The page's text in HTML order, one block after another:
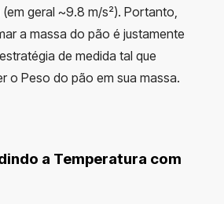
geral ~9.8 m/s²). Portanto,
a massa do pão é justamente
de medida tal que
o Peso do pão em sua massa.
a Temperatura com